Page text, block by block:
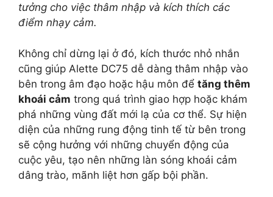
tưởng cho việc thâm nhập và kích thích các
điểm nhạy cảm.
Không chỉ dừng lại ở đó, kích thước nhỏ nhắn
cũng giúp Alette DC75 dễ dàng thâm nhập vào
bên trong âm đạo hoặc hậu môn để tăng thêm
khoái cảm trong quá trình giao hợp hoặc khám
phá những vùng đất mới lạ của cơ thể. Sự hiện
diện của những rung động tinh tế từ bên trong
sẽ cộng hưởng với những chuyển động của
cuộc yêu, tạo nên những làn sóng khoái cảm
dâng trào, mãnh liệt hơn gấp bội phần.